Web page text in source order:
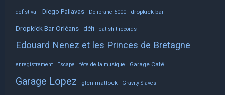
defistival Diego Pallavas Doliprane 5000 dropkick bar
Dropkick Bar Orléans défi eat shit records
Edouard Nenez et les Princes de Bretagne
enregistrement Escape fête de la musique Garage Café
Garage Lopez glen matlock Gravity Slaves